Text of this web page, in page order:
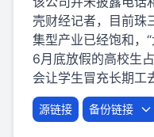
壳财经记者，目前珠
集型产业已经饱和，
6月底放假的高校生
会让学生冒充长期工
源链接 备份链接